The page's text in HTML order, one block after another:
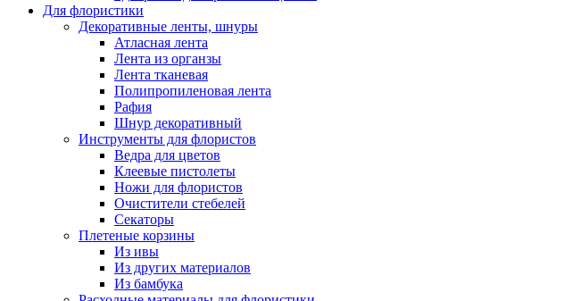
Для флористики
Декоративные ленты, шнуры
Атласная лента
Лента из органзы
Лента тканевая
Полипропиленовая лента
Рафия
Шнур декоративный
Инструменты для флористов
Ведра для цветов
Клеевые пистолеты
Ножи для флористов
Очистители стебелей
Секаторы
Плетеные корзины
Из ивы
Из других материалов
Из бамбука